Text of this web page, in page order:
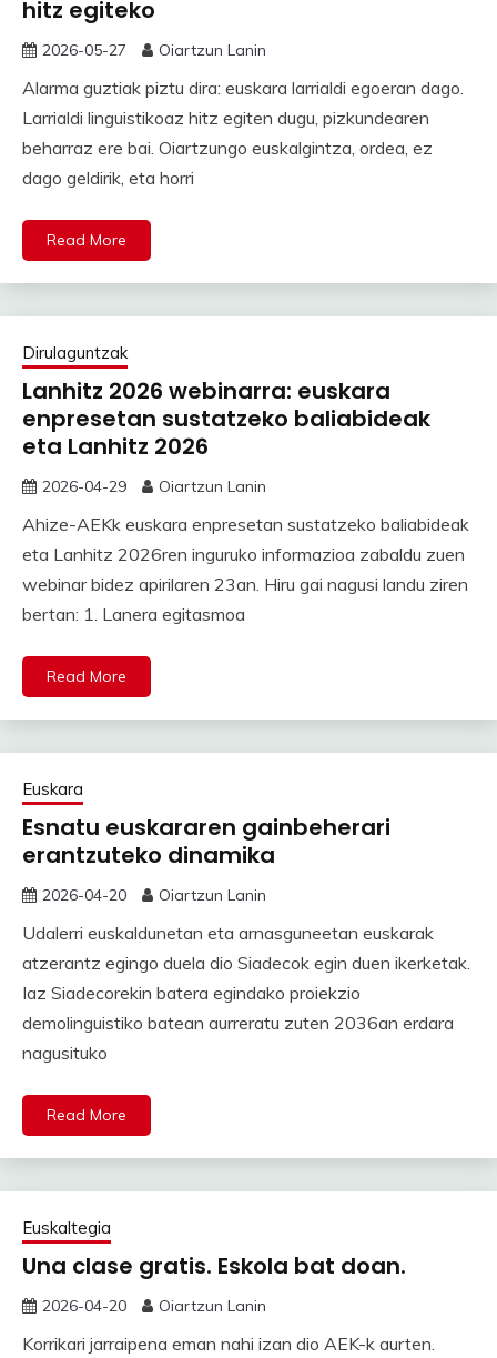
hitz egiteko
2026-05-27 Oiartzun Lanin
Alarma guztiak piztu dira: euskara larrialdi egoeran dago.
Larrialdi linguistikoaz hitz egiten dugu, pizkundearen
beharraz ere bai. Oiartzungo euskalgintza, ordea, ez
dago geldirik, eta horri
Read More
Dirulaguntzak
Lanhitz 2026 webinarra: euskara
enpresetan sustatzeko baliabideak
eta Lanhitz 2026
2026-04-29 Oiartzun Lanin
Ahize-AEKk euskara enpresetan sustatzeko baliabideak
eta Lanhitz 2026ren inguruko informazioa zabaldu zuen
webinar bidez apirilaren 23an. Hiru gai nagusi landu ziren
bertan: 1. Lanera egitasmoa
Read More
Euskara
Esnatu euskararen gainbeherari
erantzuteko dinamika
2026-04-20 Oiartzun Lanin
Udalerri euskaldunetan eta arnasguneetan euskarak
atzerantz egingo duela dio Siadecok egin duen ikerketak.
Iaz Siadecorekin batera egindako proiekzio
demolinguistiko batean aurreratu zuten 2036an erdara
nagusituko
Read More
Euskaltegia
Una clase gratis. Eskola bat doan.
2026-04-20 Oiartzun Lanin
Korrikari jarraipena eman nahi izan dio AEK-k aurten.